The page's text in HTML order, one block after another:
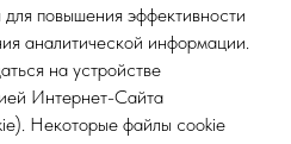
повышения эффективности
аналитической информации.
на устройстве
Интернет-Сайта
Некоторые файлы cookie